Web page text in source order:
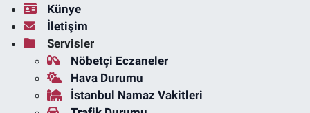
Künye
İletişim
Servisler
Nöbetçi Eczaneler
Hava Durumu
İstanbul Namaz Vakitleri